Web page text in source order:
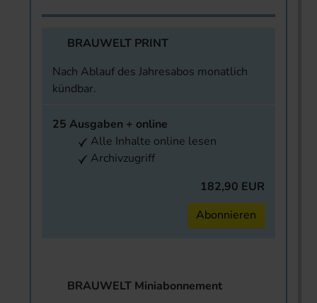
BRAUWELT PRINT
Nach Ablauf des Jahresabos monatlich
kündbar.
25 Ausgaben + online
Alle Inhalte online lesen
Archivzugriff
182,90 EUR
Abonnieren
BRAUWELT Miniabonnement